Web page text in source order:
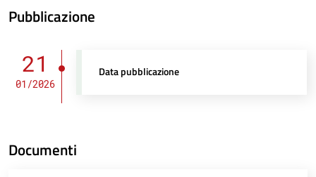
Pubblicazione
21
01/2026
Data pubblicazione
Documenti